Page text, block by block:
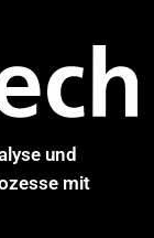
und
mit